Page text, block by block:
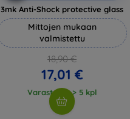
3mk Anti-Shock protective glass
Mittojen mukaan
valmistettu
18,90 €
17,01 €
Varastossa > 5 kpl